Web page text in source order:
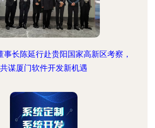
事长陈延行赴贵阳国家高新区考察，
共谋厦门软件开发新机遇